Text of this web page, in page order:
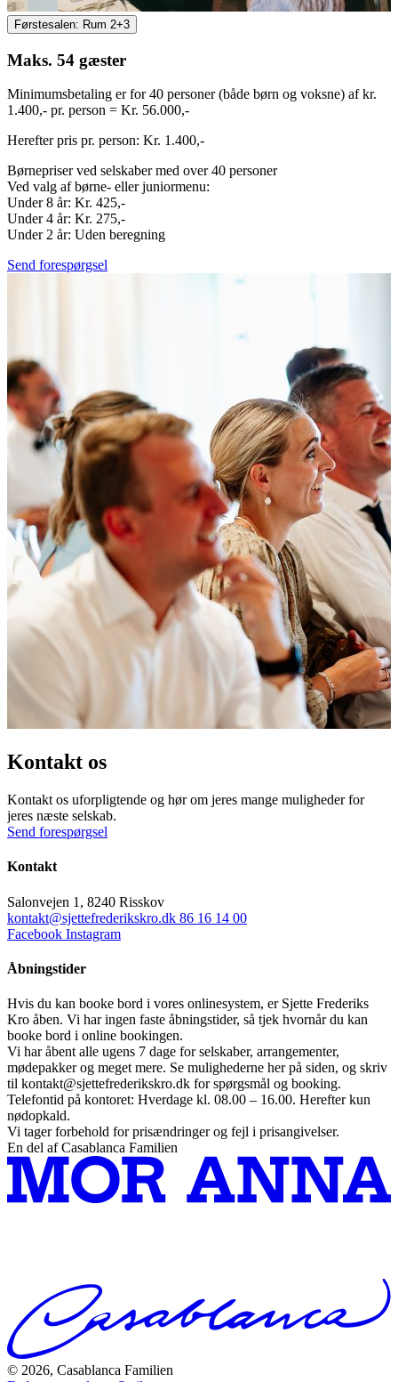
Førstesalen: Rum 2+3
Maks. 54 gæster
Minimumsbetaling er for 40 personer (både børn og voksne) af kr.
1.400,- pr. person = Kr. 56.000,-
Herefter pris pr. person: Kr. 1.400,-
Børnepriser ved selskaber med over 40 personer
Ved valg af børne- eller juniormenu:
Under 8 år: Kr. 425,-
Under 4 år: Kr. 275,-
Under 2 år: Uden beregning
Send forespørgsel
Kontakt os
Kontakt os uforpligtende og hør om jeres mange muligheder for
jeres næste selskab.
Send forespørgsel
Kontakt
Salonvejen 1, 8240 Risskov
kontakt@sjettefrederikskro.dk 86 16 14 00
Facebook Instagram
Åbningstider
Hvis du kan booke bord i vores onlinesystem, er Sjette Frederiks
Kro åben. Vi har ingen faste åbningstider, så tjek hvornår du kan
booke bord i online bookingen.
Vi har åbent alle ugens 7 dage for selskaber, arrangementer,
mødepakker og meget mere. Se mulighederne her på siden, og skriv
til kontakt@sjettefrederikskro.dk for spørgsmål og booking.
Telefontid på kontoret: Hverdage kl. 08.00 – 16.00. Herefter kun
nødopkald.
Vi tager forbehold for prisændringer og fejl i prisangivelser.
En del af Casablanca Familien
© 2026, Casablanca Familien